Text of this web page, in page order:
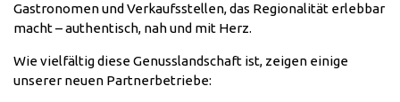
Gastronomen und Verkaufsstellen, das Regionalität erlebbar
macht – authentisch, nah und mit Herz.
Wie vielfältig diese Genusslandschaft ist, zeigen einige
unserer neuen Partnerbetriebe: